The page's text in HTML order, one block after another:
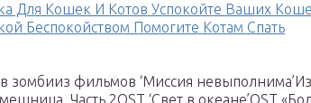
Для Кошек И Котов Успокойте Ваших
Беспокойством Помогите Котам Спать
зомбииз фильмов ‘Миссия
Часть 2OST ‘Свет в океане’OST